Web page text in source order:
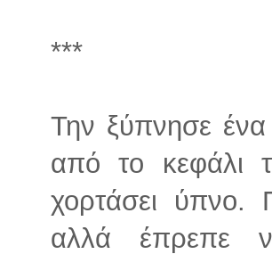
***
Την ξύπνησε
από το κεφάλι
χορτάσει ύπνο.
αλλά έπρεπε